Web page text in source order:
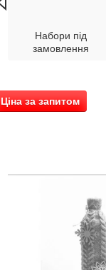
Набори під
замовлення
Ціна за запитом